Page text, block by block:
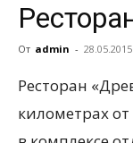
От admin - 28.05.2015
Ресторан
километрах